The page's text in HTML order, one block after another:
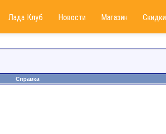
Лада Клуб Новости Магазин Скидки
Справка